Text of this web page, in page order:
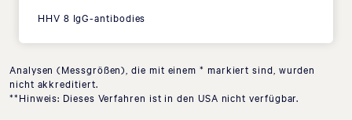
HHV 8 IgG-antibodies
Analysen (Messgrößen), die mit einem * markiert sind, wurden
nicht akkreditiert.
**Hinweis: Dieses Verfahren ist in den USA nicht verfügbar.